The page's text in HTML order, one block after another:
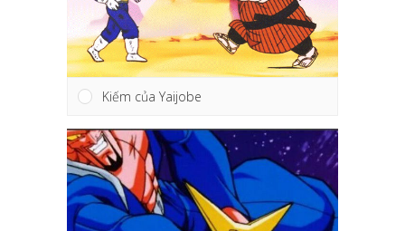
Kiếm của Yaijobe